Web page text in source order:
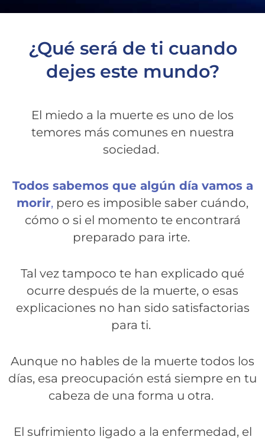
¿Qué será de ti cuando
dejes este mundo?
El miedo a la muerte es uno de los
temores más comunes en nuestra
sociedad.
Todos sabemos que algún día vamos a
morir, pero es imposible saber cuándo,
cómo o si el momento te encontrará
preparado para irte.
Tal vez tampoco te han explicado qué
ocurre después de la muerte, o esas
explicaciones no han sido satisfactorias
para ti.
Aunque no hables de la muerte todos los
días, esa preocupación está siempre en tu
cabeza de una forma u otra.
El sufrimiento ligado a la enfermedad, el